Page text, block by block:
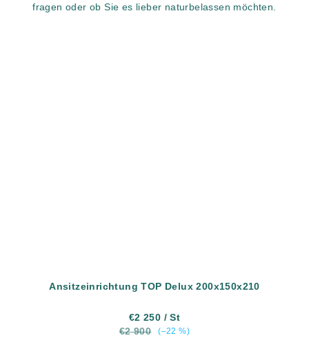
fragen oder ob Sie es lieber naturbelassen möchten.
Ansitzeinrichtung TOP Delux 200x150x210
€2 250 / St
€2 900
(–22 %)